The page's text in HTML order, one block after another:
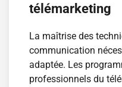
télémarketing
La maîtrise des
communication
adaptée. Les
professionnels du